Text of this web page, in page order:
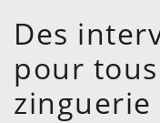
Des
pour
zinguerie